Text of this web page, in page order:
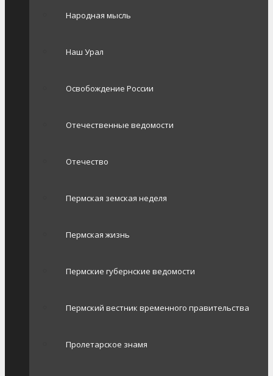
Народная мысль
Наш Урал
Освобождение России
Отечественные ведомости
Отечество
Пермская земская неделя
Пермская жизнь
Пермские губернские ведомости
Пермский вестник временного правительства
Пролетарское знамя